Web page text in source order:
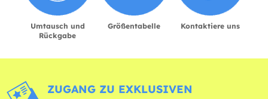
Umtausch und
Rückgabe
Größentabelle Kontaktiere uns
ZUGANG ZU EXKLUSIVEN